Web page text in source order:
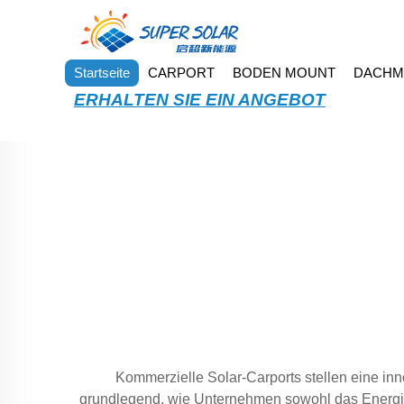
Startseite CARPORT BODEN MOUNT
ERHALTEN SIE EIN ANGEBOT
Kommerzielle Solar-Carports stellen eine
grundlegend, wie Unternehmen sowohl das